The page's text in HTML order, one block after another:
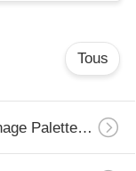
Tous
Rayonnage Palette Sélective